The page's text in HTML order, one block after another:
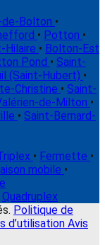
Bolton •
• Potton •
Hilaire • Bolton-Est
Pond • Saint-
(Saint-Hubert) •
Christine • Saint-
de-Milton •
• Saint-Bernard-
• Fermette •
mobile •
Quadruplex
Politique de
d’utilisation Avis